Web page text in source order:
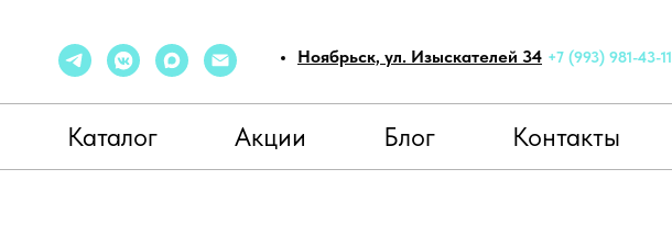
Ноябрьск, ул. Изыскателей 34 +7 (993) 981-43-11
Каталог Акции Блог Контакты